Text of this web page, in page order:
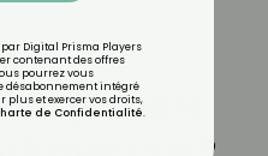
prendre
Digital Prisma Players
contenant des offres
pourrez vous
désabonnement intégré
plus et exercer vos droits,
de Confidentialité.